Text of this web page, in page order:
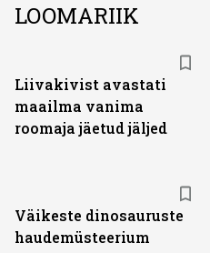
LOOMARIIK
Liivakivist avastati
maailma vanima
roomaja jäetud jäljed
Väikeste dinosauruste
haudemüsteerium